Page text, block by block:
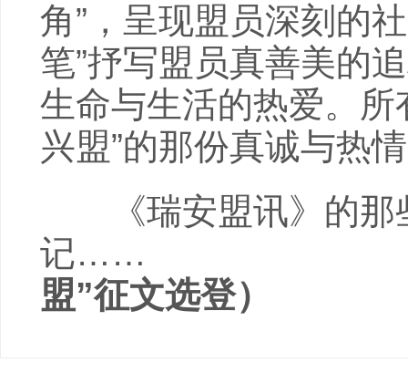
角”，呈现盟员深刻的
笔”抒写盟员真善美的
生命与生活的热爱。
兴盟”的那份真诚与热
《瑞安盟讯》的那
记……
盟”征文选登）